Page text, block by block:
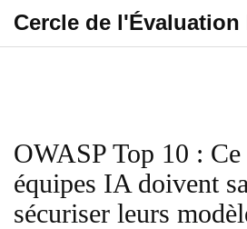
Cercle de l'Évaluation
OWASP Top 10 : Ce
équipes IA doivent
sécuriser leurs